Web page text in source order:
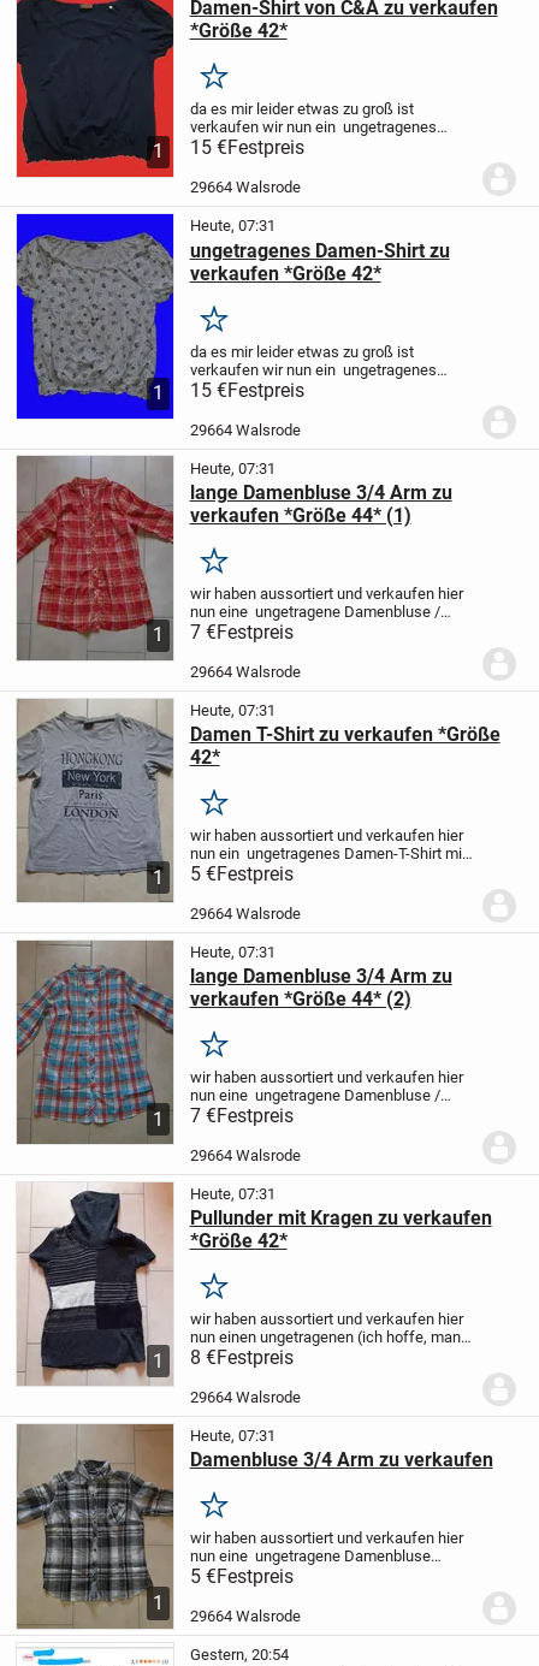
1
Damen-Shirt von C&A zu verkaufen
*Größe 42*
Merken
da es mir leider etwas zu groß ist
verkaufen wir nun ein ungetragenes
Damen-T-ShirtGröße: 42
Zu schade, um im Schrank
herumzuliegen.
15 €Festpreis
29664 Walsrode
1
Heute, 07:31
ungetragenes Damen-Shirt zu
verkaufen *Größe 42*
Merken
da es mir leider etwas zu groß ist
verkaufen wir nun ein ungetragenes
Damen-T-ShirtGröße: 42
im Schrank herumzuliegen.
Abholung! KEIN Versand!
(AUSNAHMSLOS!)
15 €Festpreis
29664 Walsrode
1
Heute, 07:31
lange Damenbluse 3/4 Arm zu
verkaufen *Größe 44* (1)
Merken
wir haben aussortiert und verkaufen hier
nun eine ungetragene Damenbluse /
Longbluse3/4 Arm
um im Schrank herumzuliegen.
Abholung! KEIN Versand!
7 €Festpreis
29664 Walsrode
1
Heute, 07:31
Damen T-Shirt zu verkaufen *Größe
42*
Merken
wir haben aussortiert und verkaufen hier
nun ein ungetragenes Damen-T-Shirtmit
AufdruckGröße: 42
Schrank herumzuliegen.
KEIN Versand! (AUSNAHMSLOS!)
5 €Festpreis
29664 Walsrode
1
Heute, 07:31
lange Damenbluse 3/4 Arm zu
verkaufen *Größe 44* (2)
Merken
wir haben aussortiert und verkaufen hier
nun eine ungetragene Damenbluse /
Longbluse3/4 Arm
um im Schrank herumzuliegen.
Abholung! KEIN Versand!
7 €Festpreis
29664 Walsrode
1
Heute, 07:31
Pullunder mit Kragen zu verkaufen
*Größe 42*
Merken
wir haben aussortiert und verkaufen hier
nun einenungetragenen(ich hoffe, man
nennt es so ;-) )
Ideal für die kalte Jahreszeit.
schade, um im Schrank...
8 €Festpreis
29664 Walsrode
1
Heute, 07:31
Damenbluse 3/4 Arm zu verkaufen
Merken
wir haben aussortiert und verkaufen hier
nun eine ungetragene Damenbluse
schwarz kariert
schade, um im Schrank herumzuliegen.
Nur Abholung! KEIN Versand!
5 €Festpreis
29664 Walsrode
Gestern, 20:54